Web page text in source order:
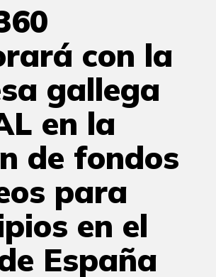
con la
gallega
en la
de fondos
para
en el
España